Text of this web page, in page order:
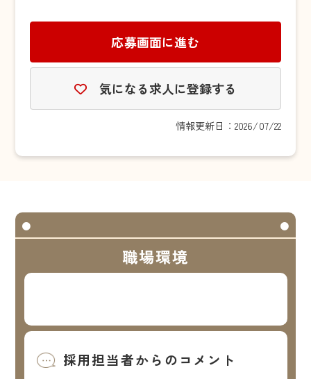
応募画面に進む
気になる求人に登録する
情報更新日：2026/07/22
職場環境
採用担当者からのコメント